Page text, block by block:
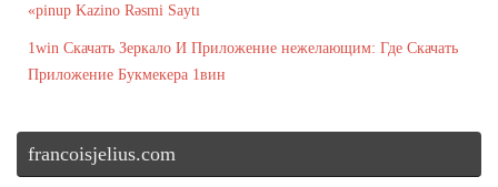
«pinup Kazino Rəsmi Saytı
1win Скачать Зеркало И Приложение нежелающим: Где Скачать
Приложение Букмекера 1вин
francoisjelius.com